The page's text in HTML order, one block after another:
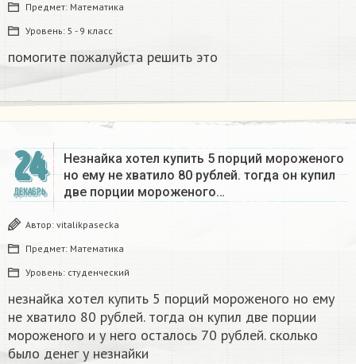
Предмет: Математика
Уровень: 5 - 9 класс
помогите пожалуйста решить это
24
ДЕКАБРЬ
Незнайка хотел купить 5 порций мороженого
но ему не хватило 80 рублей. тогда он купил
две порции мороженого…
Автор: vitalikpasecka
Предмет: Математика
Уровень: студенческий
незнайка хотел купить 5 порций мороженого но ему
не хватило 80 рублей. тогда он купил две порции
мороженого и у него осталось 70 рублей. сколько
было денег у незнайки